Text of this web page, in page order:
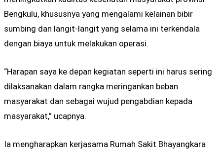
Bengkulu, khususnya yang mengalami kelainan bibir
sumbing dan langit-langit yang selama ini terkendala
dengan biaya untuk melakukan operasi.
“Harapan saya ke depan kegiatan seperti ini harus sering
dilaksanakan dalam rangka meringankan beban
masyarakat dan sebagai wujud pengabdian kepada
masyarakat,” ucapnya.
Ia mengharapkan kerjasama Rumah Sakit Bhayangkara